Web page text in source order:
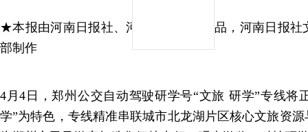
★本报由河南日报社、河南移动联合出品，河南日报社
部制作
4月4日，郑州公交自动驾驶研学号“文旅 研学”专线将
学”为特色，专线精准串联城市北龙湖片区核心文旅资